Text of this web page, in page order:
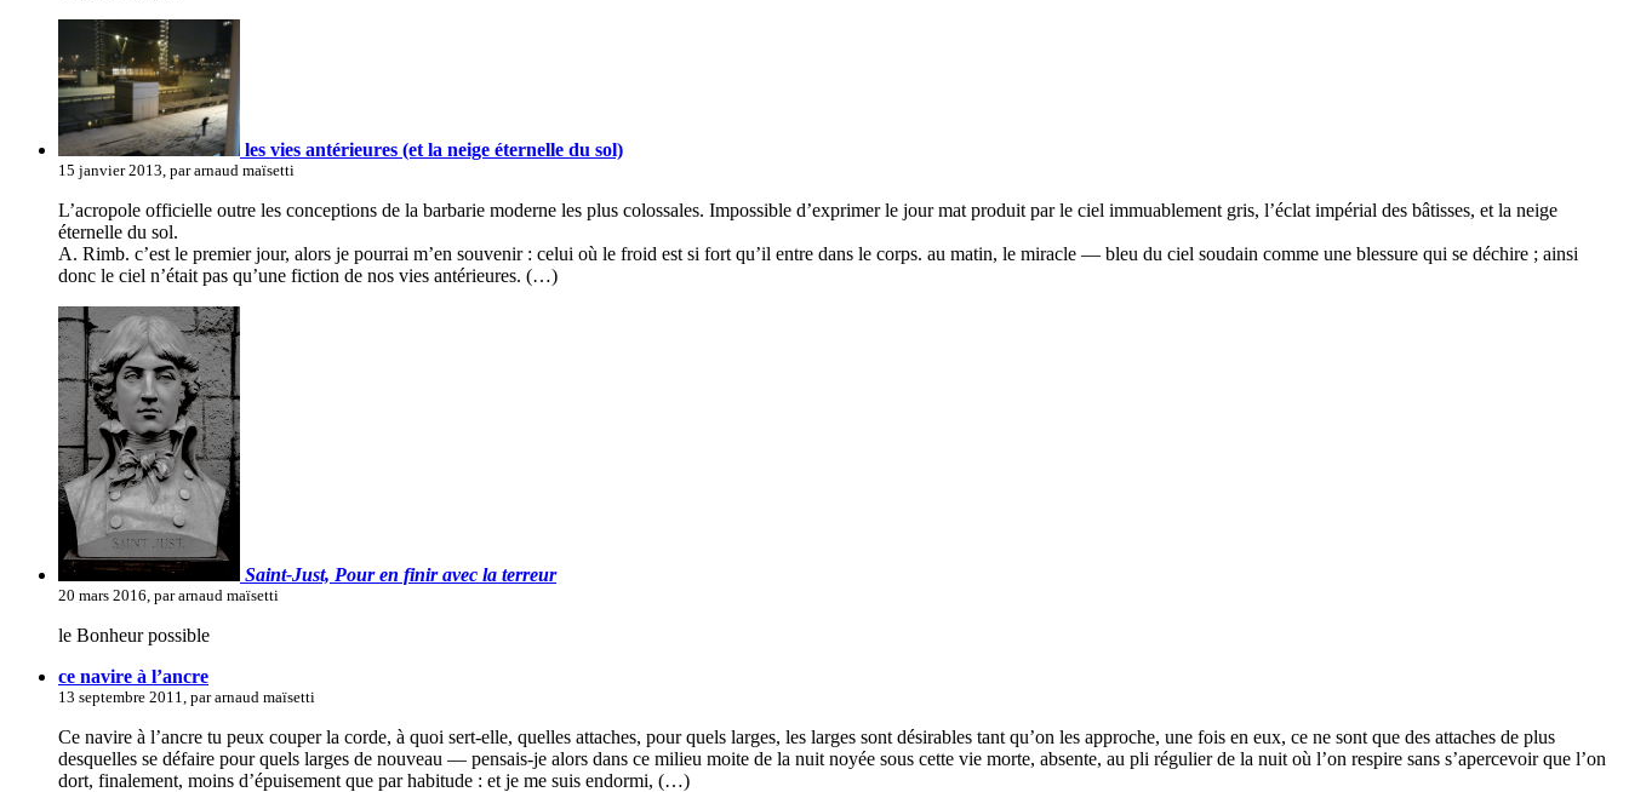
les vies antérieures (et la neige éternelle du sol)
15 janvier 2013, par arnaud maïsetti
L’acropole officielle outre les conceptions de la barbarie moderne les plus colossales. Impossible d’exprimer le jour mat produit par le ciel immuablement gris, l’éclat impérial des bâtisses, et la neige
éternelle du sol.
A. Rimb. c’est le premier jour, alors je pourrai m’en souvenir : celui où le froid est si fort qu’il entre dans le corps. au matin, le miracle — bleu du ciel soudain comme une blessure qui se déchire ; ainsi
donc le ciel n’était pas qu’une fiction de nos vies antérieures. (…)
Saint-Just, Pour en finir avec la terreur
20 mars 2016, par arnaud maïsetti
le Bonheur possible
ce navire à l’ancre
13 septembre 2011, par arnaud maïsetti
Ce navire à l’ancre tu peux couper la corde, à quoi sert-elle, quelles attaches, pour quels larges, les larges sont désirables tant qu’on les approche, une fois en eux, ce ne sont que des attaches de plus
desquelles se défaire pour quels larges de nouveau — pensais-je alors dans ce milieu moite de la nuit noyée sous cette vie morte, absente, au pli régulier de la nuit où l’on respire sans s’apercevoir que l’on
dort, finalement, moins d’épuisement que par habitude : et je me suis endormi, (…)